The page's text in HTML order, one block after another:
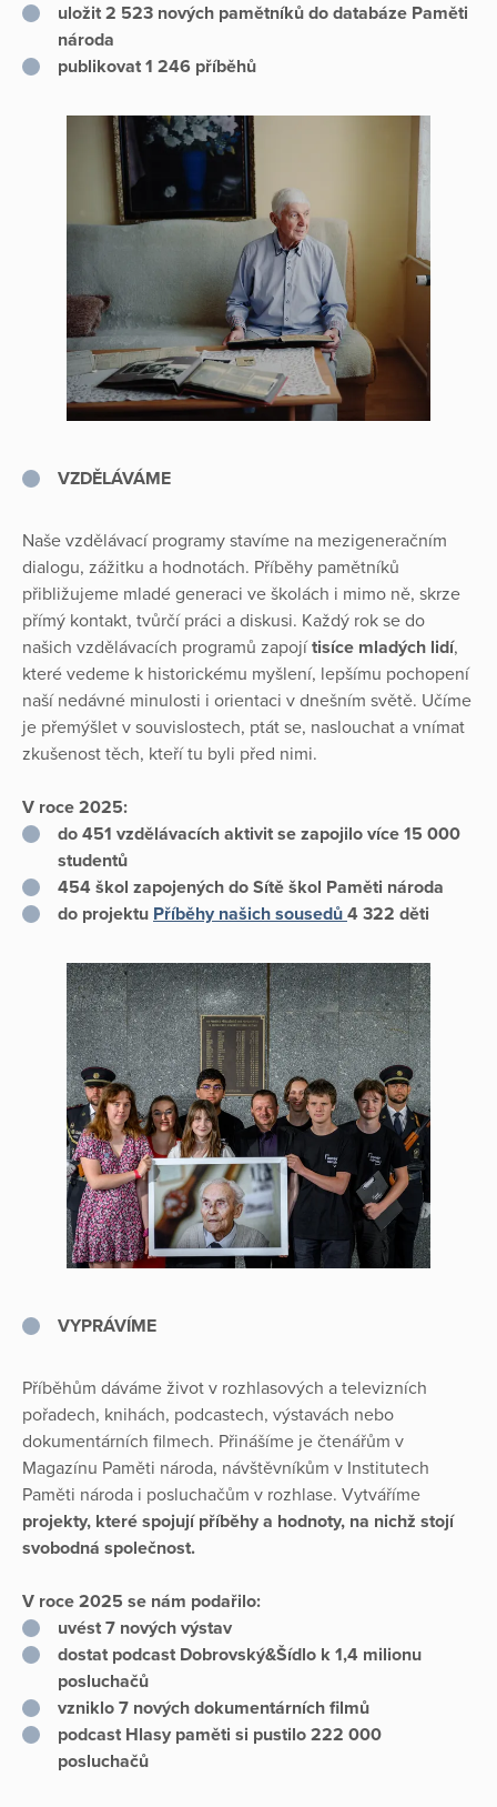
uložit 2 523 nových pamětníků do databáze Paměti
národa
publikovat 1 246 příběhů
VZDĚLÁVÁME
Naše vzdělávací programy stavíme na mezigeneračním
dialogu, zážitku a hodnotách. Příběhy pamětníků
přibližujeme mladé generaci ve školách i mimo ně, skrze
přímý kontakt, tvůrčí práci a diskusi. Každý rok se do
našich vzdělávacích programů zapojítisíce mladých lidí,
které vedeme k historickému myšlení, lepšímu pochopení
naší nedávné minulosti i orientaci v dnešním světě. Učíme
je přemýšlet v souvislostech, ptát se, naslouchat a vnímat
zkušenost těch, kteří tu byli před nimi.
V roce 2025:
do 451 vzdělávacích aktivit se zapojilo více 15 000
studentů
454 škol zapojených do Sítě škol Paměti národa
do projektu Příběhy našich sousedů 4 322 děti
VYPRÁVÍME
Příběhům dáváme život v rozhlasových a televizních
pořadech, knihách, podcastech, výstavách nebo
dokumentárních filmech. Přinášíme je čtenářům v
Magazínu Paměti národa, návštěvníkům v Institutech
Paměti národa i posluchačům v rozhlase. Vytváříme
projekty, které spojují příběhy a hodnoty, na nichž stojí
svobodná společnost.
V roce 2025 se nám podařilo:
uvést 7 nových výstav
dostat podcast Dobrovský&Šídlo k 1,4 milionu
posluchačů
vzniklo 7 nových dokumentárních filmů
podcast Hlasy paměti si pustilo 222 000
posluchačů